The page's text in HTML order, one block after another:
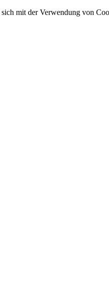
mit der Verwendung von